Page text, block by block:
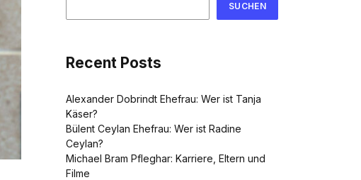
SUCHEN
Recent Posts
Alexander Dobrindt Ehefrau: Wer ist Tanja
Käser?
Bülent Ceylan Ehefrau: Wer ist Radine
Ceylan?
Michael Bram Pfleghar: Karriere, Eltern und
Filme